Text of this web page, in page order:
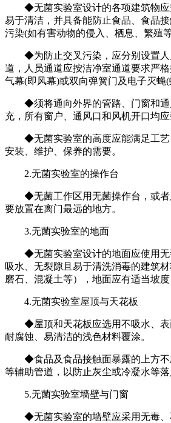
◆无菌实验室设计的各项建筑物应
易于清洁，并具备能防止食品、食品
污染(如有害动物的侵入、栖息、繁殖
◆为防止交叉污染，应分别设置人
道，人员通道应按洁净室通道要求严
气幕(即风幕)或双向弹簧门及电子灭蝇(
◆须将通向外界的管路、门窗和通
充，所有窗户、通风口和风机开口均应
◆无菌实验室的高度应能满足工艺
安装、维护、保养的需要。
2.无菌实验室的操作台
◆无菌工作区用无菌操作台，或者
要放置在离门最远的地方。
3.无菌实验室的地面
◆无菌实验室设计的地面应使用无
吸水、无裂隙且易于清洗消毒的建筑
磨石、混凝土等），地面应有适当坡度
4.无菌实验室屋顶与天花板
◆屋顶和天花板应选用不吸水、表
耐腐蚀、易清洁的浅色材料覆涂。
◆食品及食品接触面暴露的上方不
等辅助管道，以防止灰尘或冷凝水等落
5.无菌实验室墙壁与门窗
◆无菌实验室的墙壁应采用无毒、